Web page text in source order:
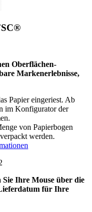
Oberflächen-
Markenerlebnisse,
Papier eingeriest. Ab
im Konfigurator der
von Papierbogen
werden.
Ihre Mouse über die
für Ihre